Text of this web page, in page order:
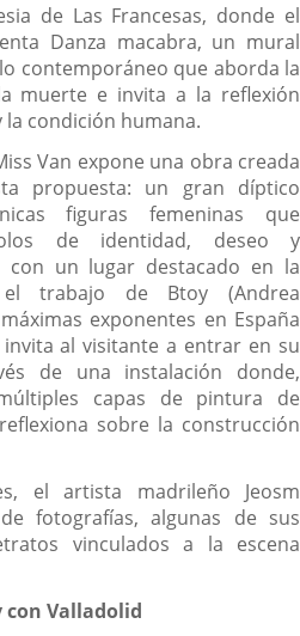
de Las Francesas, donde el
Danza macabra, un mural
contemporáneo que aborda la
muerte e invita a la reflexión
condición humana.
Van expone una obra creada
propuesta: un gran díptico
figuras femeninas que
de identidad, deseo y
con un lugar destacado en la
trabajo de Btoy (Andrea
exponentes en España
al visitante a entrar en su
de una instalación donde,
capas de pintura de
sobre la construcción
el artista madrileño Jeosm
fotografías, algunas de sus
vinculados a la escena
con Valladolid